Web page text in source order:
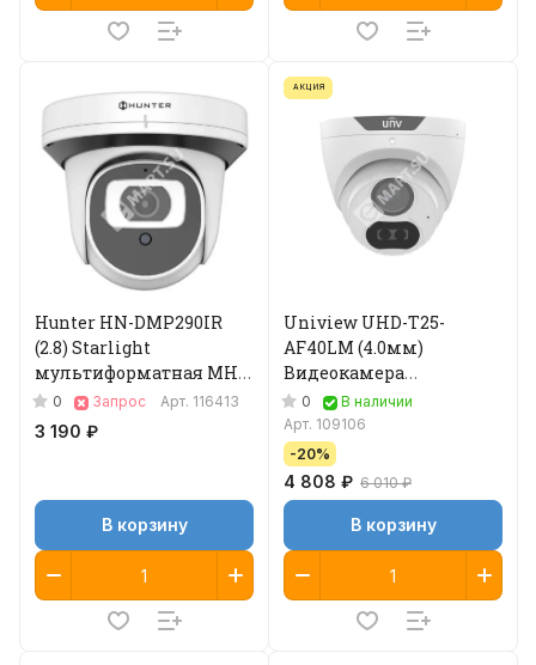
Hunter HN-DMP290IR
(2.8) Starlight
мультиформатная MHD
видеокамера
0 Запрос Арт. 116413
3 190 ₽
В корзину
АКЦИЯ
Uniview UHD-T25-
AF40LM (4.0мм)
Видеокамера
мультиформатная MHD
0
В наличии
Арт. 109106
-20%
4 808 ₽ 6 010 ₽
В корзину